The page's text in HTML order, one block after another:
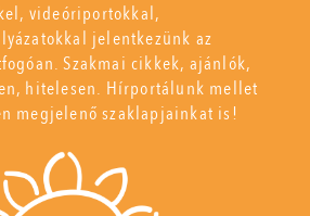
videóriportokkal,
jelentkezünk az
Szakmai cikkek, ajánlók,
hitelesen. Hírportálunk mellet
megjelenő szaklapjainkat is!